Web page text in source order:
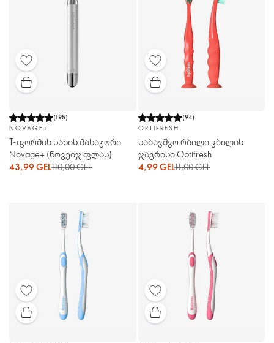
(195)
NOVAGE+
T-ფორმის სახის მასაჟორი
Novage+ (ნოვეიჯ ფლას)
43,99 GEL110,00 GEL
(94)
OPTIFRESH
საბავშვო რბილი კბილის
ჯაგრისი Optifresh
4,99 GEL11,00 GEL